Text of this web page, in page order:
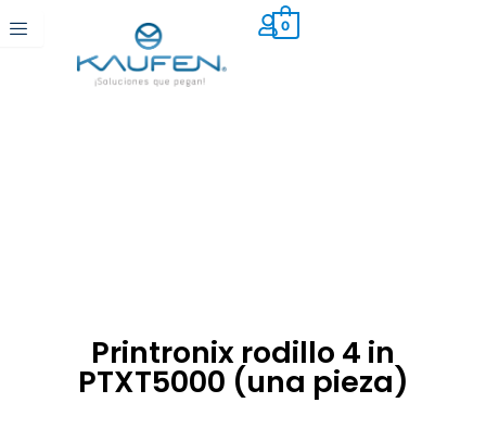
al
contenido
0
Printronix rodillo 4 in
PTXT5000 (una pieza)